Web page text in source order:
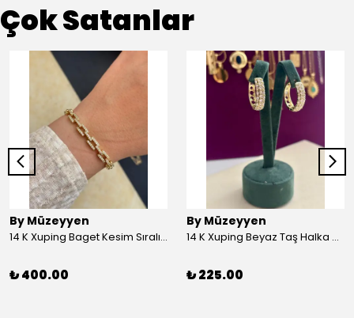
Çok Satanlar
By Müzeyyen
14 K Xuping Baget Kesim Sıralı Bileklik
₺ 400.00
By Müzeyyen
14 K Xuping Beyaz Taş Halka Küpe
₺ 225.00